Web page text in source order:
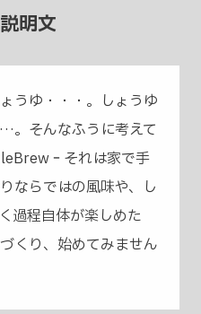
明文
うゆ・・・。しょうゆ
。そんなふうに考えて
それは家で手
ならではの風味や、し
過程自体が楽しめた
くり、始めてみません